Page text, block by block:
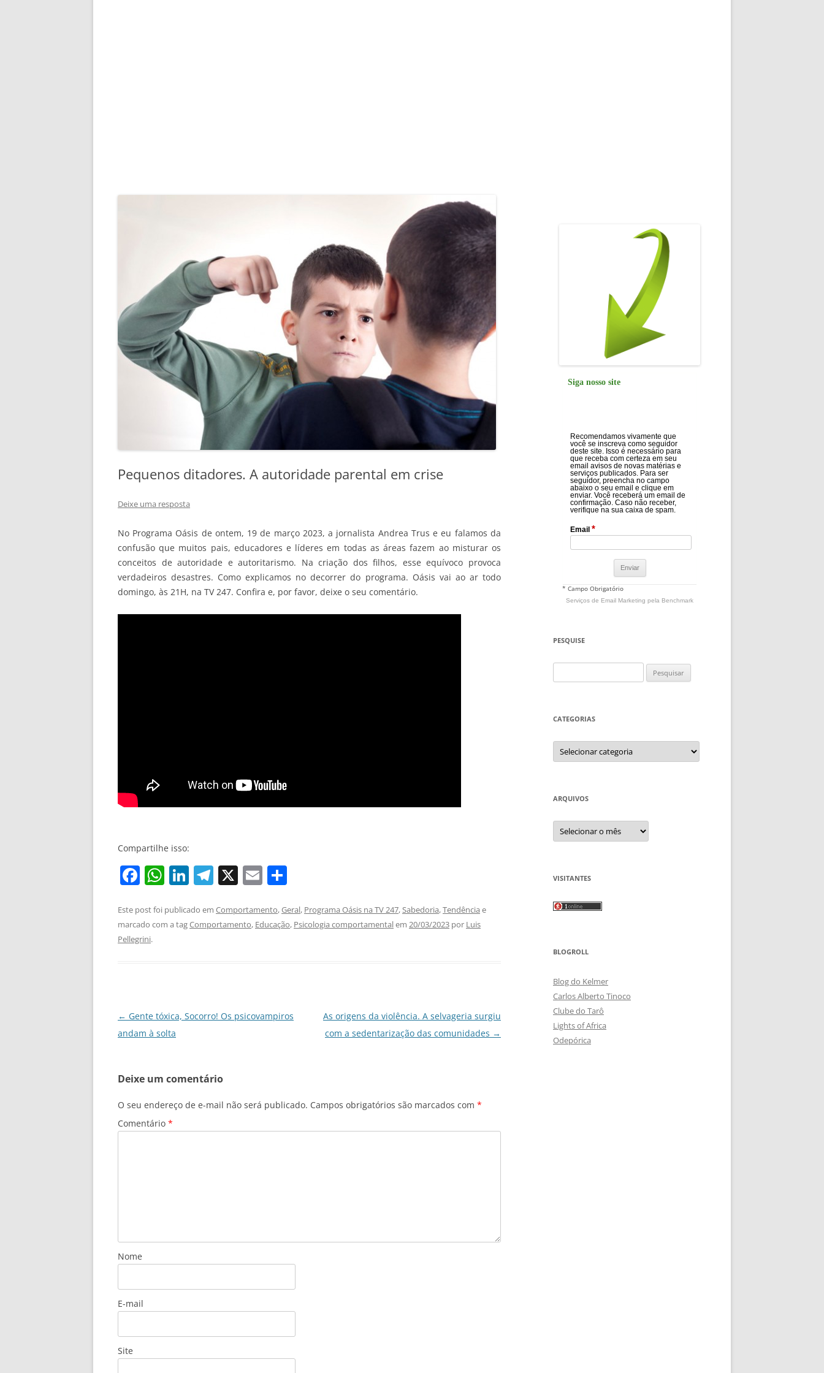
Pequenos ditadores. A autoridade parental em crise
Deixe uma resposta
No Programa Oásis de ontem, 19 de março 2023, a jornalista Andrea Trus e eu falamos da
confusão que muitos pais, educadores e líderes em todas as áreas fazem ao misturar os
conceitos de autoridade e autoritarismo. Na criação dos filhos, esse equívoco provoca
verdadeiros desastres. Como explicamos no decorrer do programa. Oásis vai ao ar todo
domingo, às 21H, na TV 247. Confira e, por favor, deixe o seu comentário.
Compartilhe isso:
F
c
e
k
W
at
s
Li
k
e
T
e
gr
X E
ai
l
ar
e
Este post foi publicado em Comportamento,Geral, Programa Oásis na TV 247,Sabedoria,Tendência e
marcado com a tagComportamento, Educação, Psicologia comportamentalem 20/03/2023 por Luis
Pellegrini.
Navegação
de
← Gente tóxica, Socorro! Os psicovampiros
andam à solta
As origens da violência. A selvageria surgiu
com a sedentarização das comunidades →
Deixe um comentário
O seu endereço de e-mail não será publicado. Campos obrigatórios são marcados com *
Comentário *
Nome
E-mail
Site
Siga nosso site
Recomendamos vivamente que
você se inscreva como seguidor
deste site. Isso é necessário para
que receba com certeza em seu
email avisos de novas matérias e
serviços publicados. Para ser
seguidor, preencha no campo
abaixo o seu email e clique em
enviar. Você receberá um email de
confirmação. Caso não receber,
verifique na sua caixa de spam.
Email *
* Campo Obrigatório
Serviços de Email Marketing pela Benchmark
PESQUISE
por:
CATEGORIAS
Categorias
ARQUIVOS
Arquivos
VISITANTES
BLOGROLL
Blog do Kelmer
Carlos Alberto Tinoco
Clube do Tarô
Lights of Africa
Odepórica